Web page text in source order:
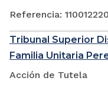
Referencia:
Tribunal Superior
Familia Unitaria
Acción de Tutela